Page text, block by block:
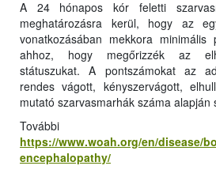
A 24 hónapos kór feletti
meghatározásra kerül, hogy az
vonatkozásában mekkora minimális
ahhoz, hogy megőrizzék az
státuszukat. A pontszámokat az
rendes vágott, kényszervágott,
mutató szarvasmarhák száma alapján
További
https://www.woah.org/en/disease/
encephalopathy/